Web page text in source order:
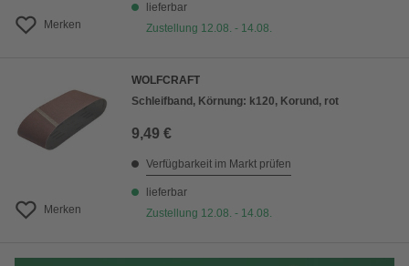
Merken
lieferbar
Zustellung 12.08. - 14.08.
Merken
WOLFCRAFT
Schleifband, Körnung: k120, Korund, rot
9,49 €
Verfügbarkeit im Markt prüfen
lieferbar
Zustellung 12.08. - 14.08.